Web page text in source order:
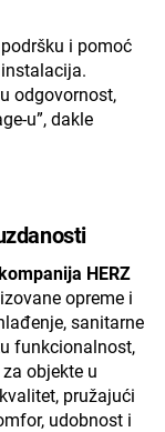
i pomoć
odgovornost,
u”, dakle
HERZ
opreme i
sanitarne
funkcionalnost,
objekte u
pružajući
udobnost i